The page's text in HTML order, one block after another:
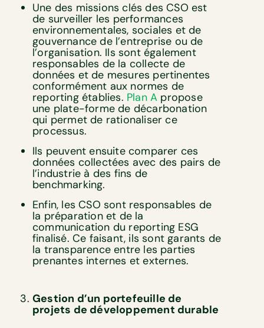
Une des missions clés des CSO est
de surveiller les performances
environnementales, sociales et de
gouvernance de l’entreprise ou de
l’organisation. Ils sont également
responsables de la collecte de
données et de mesures pertinentes
conformément aux normes de
reporting établies. Plan A propose
une plate-forme de décarbonation
qui permet de rationaliser ce
processus.
Ils peuvent ensuite comparer ces
données collectées avec des pairs de
l’industrie à des fins de
benchmarking.
Enfin, les CSO sont responsables de
la préparation et de la
communication du reporting ESG
finalisé. Ce faisant, ils sont garants de
la transparence entre les parties
prenantes internes et externes.
Gestion d’un portefeuille de
projets de développement durable